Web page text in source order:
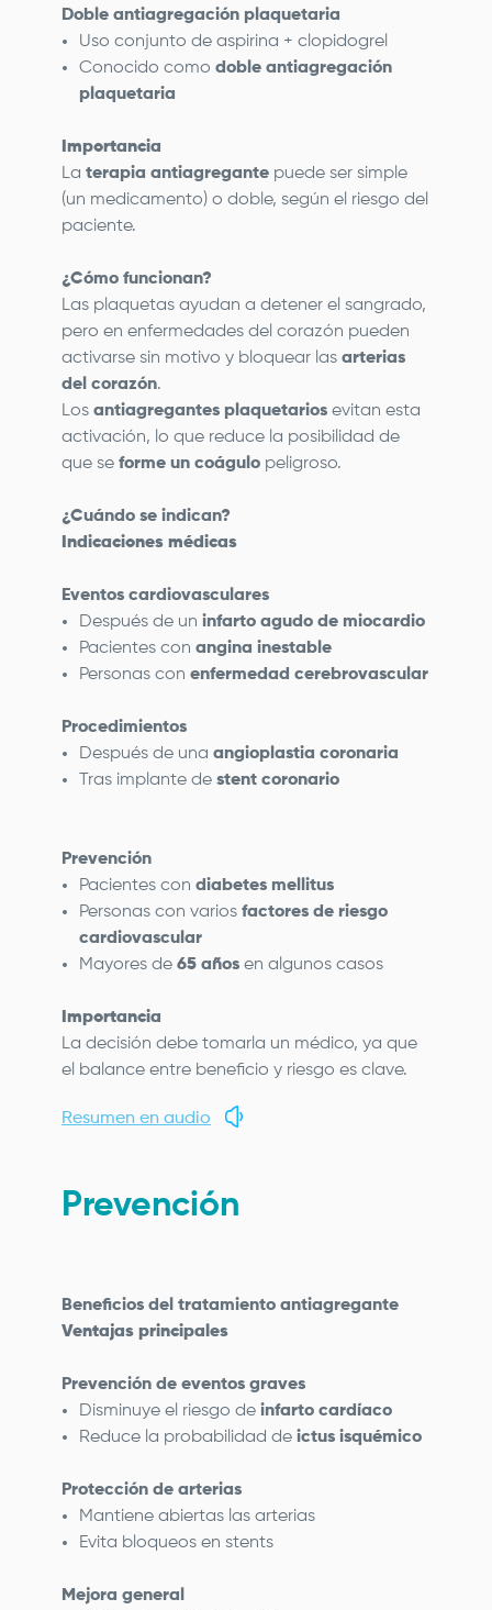
Doble antiagregación plaquetaria
Uso conjunto de aspirina + clopidogrel
Conocido como doble antiagregación
plaquetaria
Importancia
La terapia antiagregante puede ser simple
(un medicamento) o doble, según el riesgo del
paciente.
¿Cómo funcionan?
Las plaquetas ayudan a detener el sangrado,
pero en enfermedades del corazón pueden
activarse sin motivo y bloquear las arterias
del corazón.
Los antiagregantes plaquetarios evitan esta
activación, lo que reduce la posibilidad de
que se forme un coágulo peligroso.
¿Cuándo se indican?
Indicaciones médicas
Eventos cardiovasculares
Después de un infarto agudo de miocardio
Pacientes con angina inestable
Personas con enfermedad cerebrovascular
Procedimientos
Después de una angioplastia coronaria
Tras implante de stent coronario
Prevención
Pacientes con diabetes mellitus
Personas con varios factores de riesgo
cardiovascular
Mayores de 65 años en algunos casos
Importancia
La decisión debe tomarla un médico, ya que
el balance entre beneficio y riesgo es clave.
Resumen en audio
Prevención
Beneficios del tratamiento antiagregante
Ventajas principales
Prevención de eventos graves
Disminuye el riesgo de infarto cardíaco
Reduce la probabilidad de ictus isquémico
Protección de arterias
Mantiene abiertas las arterias
Evita bloqueos en stents
Mejora general